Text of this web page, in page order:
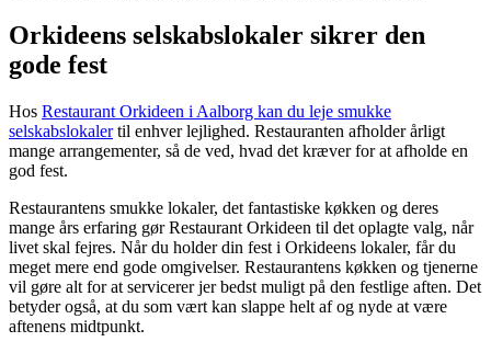
Orkideens selskabslokaler sikrer den
gode fest
Hos Restaurant Orkideen i Aalborg kan du leje smukke
selskabslokalertil enhver lejlighed. Restauranten afholder årligt
mange arrangementer, så de ved, hvad det kræver for at afholde en
god fest.
Restaurantens smukke lokaler, det fantastiske køkken og deres
mange års erfaring gør Restaurant Orkideen til det oplagte valg, når
livet skal fejres. Når du holder din fest i Orkideens lokaler, får du
meget mere end gode omgivelser. Restaurantens køkken og tjenerne
vil gøre alt for at servicerer jer bedst muligt på den festlige aften. Det
betyder også, at du som vært kan slappe helt af og nyde at være
aftenens midtpunkt.